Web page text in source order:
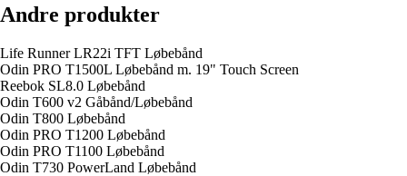
Andre produkter
Life Runner LR22i TFT Løbebånd
Odin PRO T1500L Løbebånd m. 19" Touch Screen
Reebok SL8.0 Løbebånd
Odin T600 v2 Gåbånd/Løbebånd
Odin T800 Løbebånd
Odin PRO T1200 Løbebånd
Odin PRO T1100 Løbebånd
Odin T730 PowerLand Løbebånd